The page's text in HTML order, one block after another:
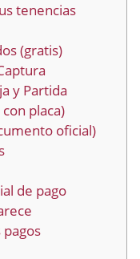
tenencias
(gratis)
y Partida
placa)
oficial)
de pago